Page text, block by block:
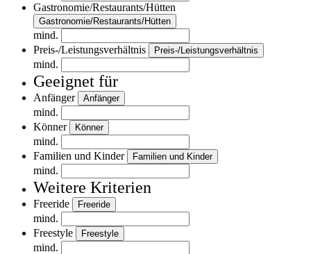
Gastronomie/Restaurants/Hütten
Gastronomie/Restaurants/Hütten
mind.
Preis-/Leistungsverhältnis
Preis-/Leistungsverhältnis
mind.
Geeignet für
Anfänger Anfänger
mind.
Könner
Könner
mind.
Familien und Kinder
Familien und Kinder
mind.
Weitere Kriterien
Freeride Freeride
mind.
Freestyle
Freestyle
mind.